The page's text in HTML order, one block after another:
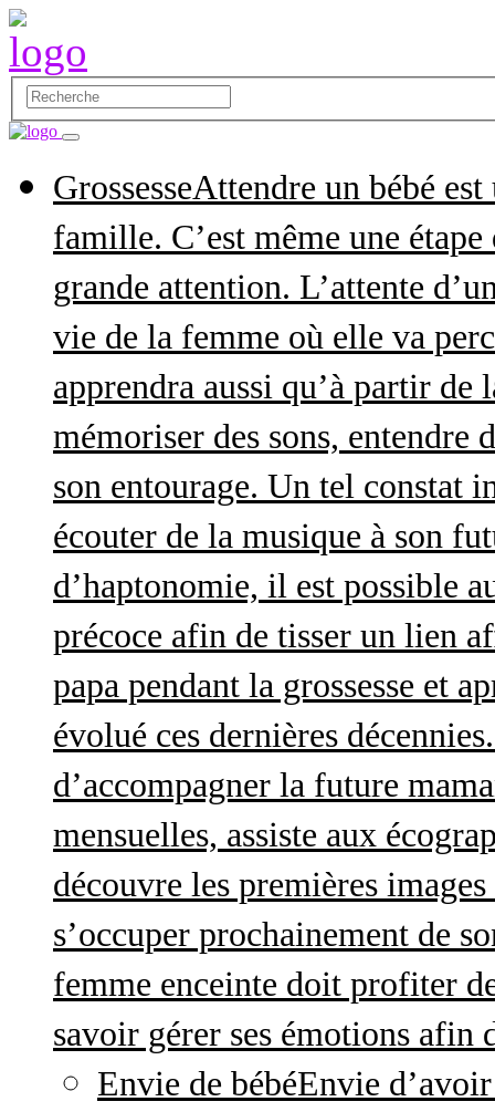
GrossesseAttendre un bébé
famille. C’est même une
grande attention. L’attente
vie de la femme où elle va
apprendra aussi qu’à partir
mémoriser des sons, entendre
son entourage. Un tel constat
écouter de la musique à son
d’haptonomie, il est possible
précoce afin de tisser un lien
papa pendant la grossesse et
évolué ces dernières
d’accompagner la future
mensuelles, assiste aux
découvre les premières
s’occuper prochainement de
femme enceinte doit profiter
savoir gérer ses émotions
Envie de bébéEnvie